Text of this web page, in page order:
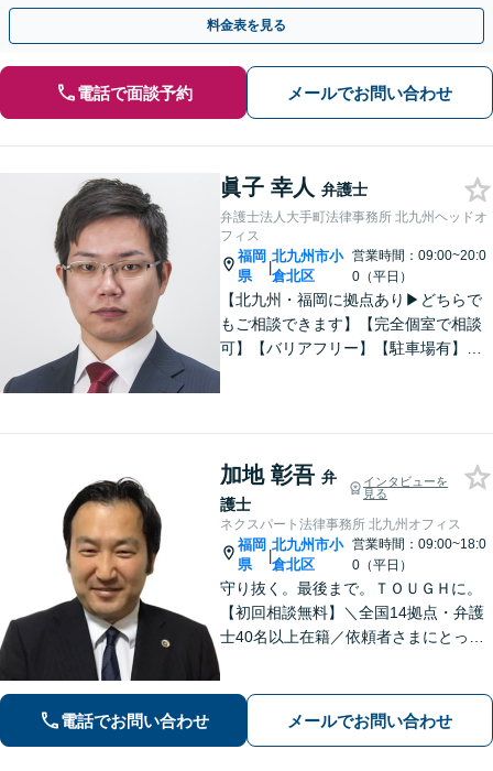
ドバイスで、納得のできるトラブルの解決を目指します。
料金表を見る
電話で面談予約 メールでお問い合わせ
眞子 幸人 弁護士
弁護士法人大手町法律事務所 北九州ヘッドオ
フィス
福岡
県
|
北九州市小
倉北区
営業時間：09:00~20:0
0（平日）
【北九州・福岡に拠点あり▶どちらで
もご相談できます】【完全個室で相談
可】【バリアフリー】【駐車場有】法
い。
加地 彰吾 弁
護士
インタビューを
見る
ネクスパート法律事務所 北九州オフィス
福岡
県
|
北九州市小
倉北区
営業時間：09:00~18:0
0（平日）
守り抜く。最後まで。ＴＯＵＧＨに。
【初回相談無料】＼全国14拠点・弁護
士40名以上在籍／依頼者さまにとって
題/相続/交通事故/刑事事件など、ご相
談ください【夜間・休日対応】
電話でお問い合わせ メールでお問い合わせ